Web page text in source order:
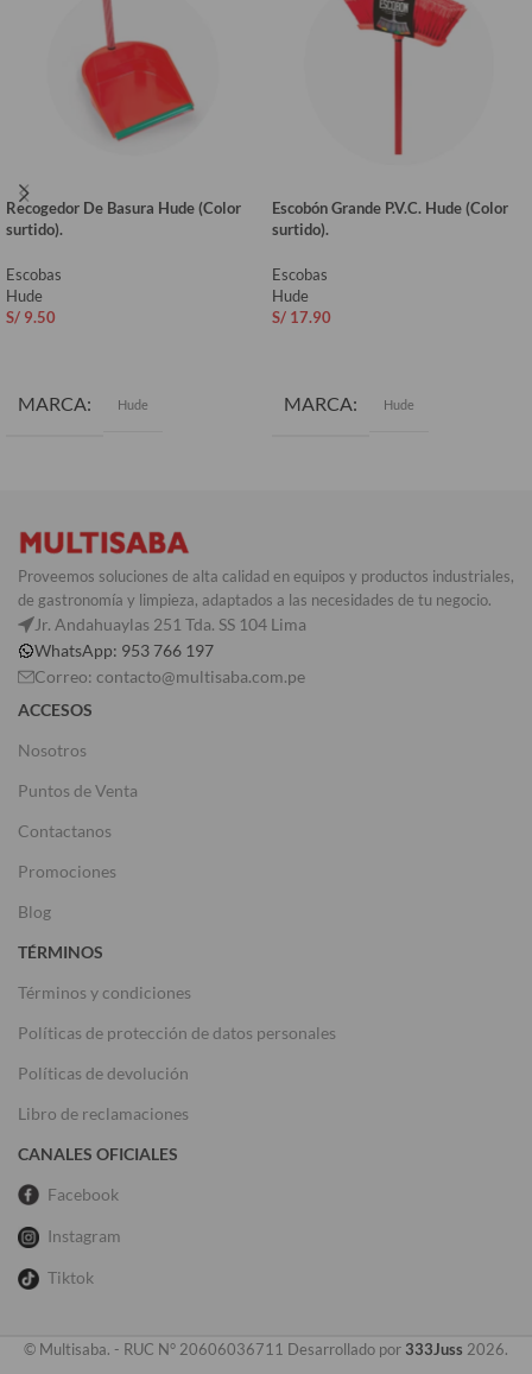
Recogedor De Basura Hude (Color
surtido).
Escobas
Hude
S/ 9.50
MARCA Hude
Escobón Grande P.V.C. Hude (Color
surtido).
Escobas
Hude
S/ 17.90
MARCA Hude
Proveemos soluciones de alta calidad en equipos y productos industriales,
de gastronomía y limpieza, adaptados a las necesidades de tu negocio.
Jr. Andahuaylas 251 Tda. SS 104 Lima
WhatsApp: 953 766 197
Correo: contacto@multisaba.com.pe
ACCESOS
Nosotros
Puntos de Venta
Contactanos
Promociones
Blog
TÉRMINOS
Términos y condiciones
Políticas de protección de datos personales
Políticas de devolución
Libro de reclamaciones
CANALES OFICIALES
Facebook
Instagram
Tiktok
© Multisaba. - RUC N° 20606036711 Desarrollado por 333Juss 2026.